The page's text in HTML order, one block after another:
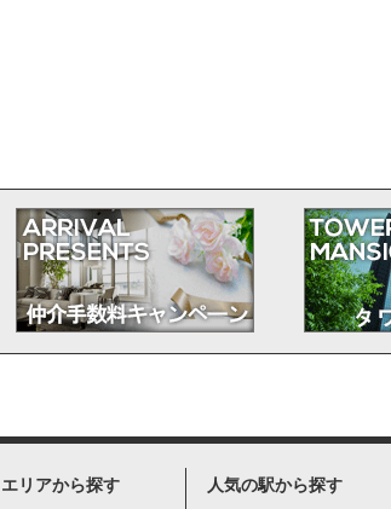
エリアから探す 人気の駅から探す